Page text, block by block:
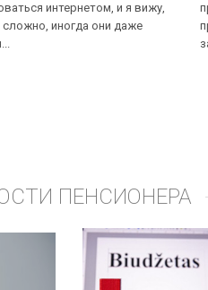
интернетом, и я вижу,
сложно, иногда они даже
ПЕНСИОНЕРА